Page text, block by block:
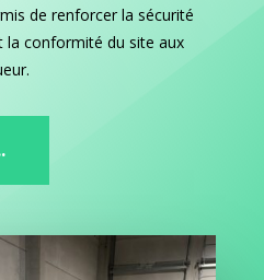
de renforcer la sécurité
la conformité du site aux